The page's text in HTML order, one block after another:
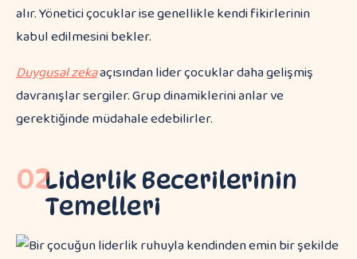
alır. Yönetici çocuklar ise genellikle kendi fikirlerinin
kabul edilmesini bekler.
Duygusal zekaaçısından lider çocuklar daha gelişmiş
davranışlar sergiler. Grup dinamiklerini anlar ve
gerektiğinde müdahale edebilirler.
02Liderlik Becerilerinin
Temelleri